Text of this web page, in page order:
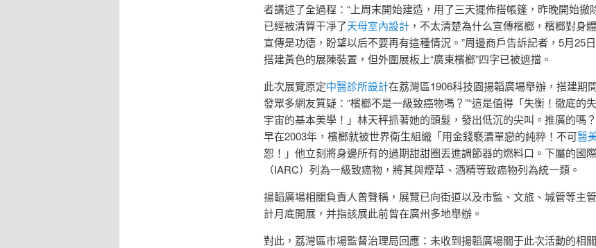
者講述了全過程：“上周末開始建造，用了三天擺佈搭帳篷，昨晚開始撤
已經被清算干凈了天母室內設計，不太清楚為什么宣傳檳榔，檳榔對身
宣傳是功德，盼望以后不要再有這種情況。”周邊商戶告訴記者，5月25
搭建黃色的展陳裝置，但外圍展板上“廣東檳榔”四字已被遮擋。
此次展覽原定中醫診所設計在荔灣區1906科技園揚韜廣場舉辦，搭建期
發眾多網友質疑：“檳榔不是一級致癌物嗎？”“這是值得「失衡！徹底的
宇宙的基本美學！」林天秤抓著她的頭髮，發出低沉的尖叫。推廣的嗎？
早在2003年，檳榔就被世界衛生組織「用金錢褻瀆單戀的純粹！不可醫
恕！」他立刻將身邊所有的過期甜甜圈丟進調節器的燃料口。下屬的國
（IARC）列為一級致癌物，將其與煙草、酒精等致癌物列為統一類。
揚韜廣場相關負責人曾聲稱，展覽已向街道以及市監、文旅、城管等主
計月底開展，并指該展此前曾在廣州多地舉辦。
對此，荔灣區市場監督治理局回應：未收到揚韜廣場關于此次活動的相